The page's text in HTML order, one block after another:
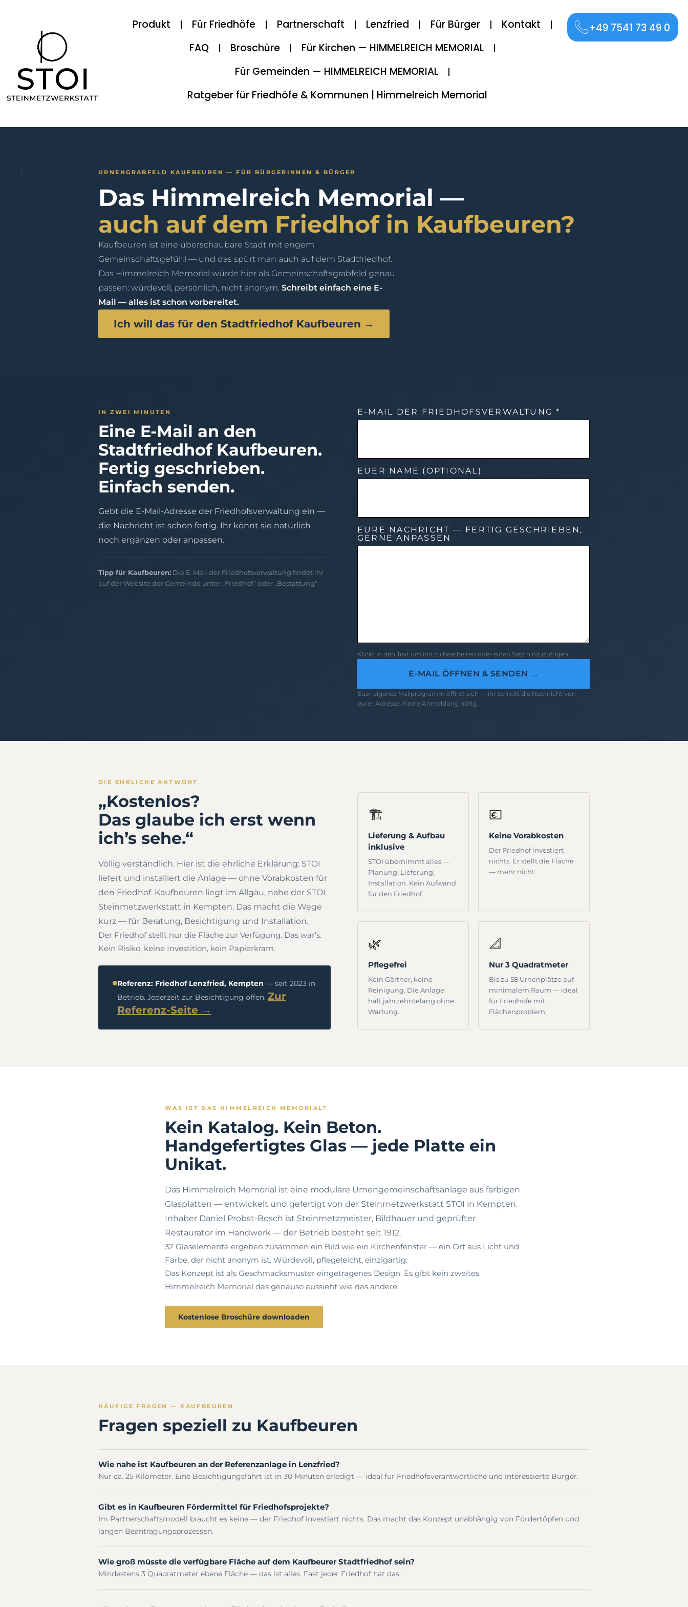
Produkt Für Friedhöfe Partnerschaft Lenzfried Für Bürger
Kontakt
FAQ
Broschüre
Für Kirchen — HIMMELREICH MEMORIAL
Für Gemeinden — HIMMELREICH MEMORIAL
Ratgeber für Friedhöfe & Kommunen | Himmelreich Memorial
+49 7541 73 49 0
URNENGRABFELD KAUFBEUREN — FÜR BÜRGERINNEN & BÜRGER
Das Himmelreich Memorial —
auch auf dem Friedhof in Kaufbeuren?
Kaufbeuren ist eine überschaubare Stadt mit engem
Gemeinschaftsgefühl — und das spürt man auch auf dem Stadtfriedhof.
Das Himmelreich Memorial würde hier als Gemeinschaftsgrabfeld genau
passen: würdevoll, persönlich, nicht anonym. Schreibt einfach eine E-
Mail — alles ist schon vorbereitet.
Ich will das für den Stadtfriedhof Kaufbeuren →
IN ZWEI MINUTEN
Eine E-Mail an den
Stadtfriedhof Kaufbeuren.
Fertig geschrieben.
Einfach senden.
Gebt die E-Mail-Adresse der Friedhofsverwaltung ein —
die Nachricht ist schon fertig. Ihr könnt sie natürlich
noch ergänzen oder anpassen.
Tipp für Kaufbeuren: Die E-Mail der Friedhofsverwaltung findet ihr
auf der Website der Gemeinde unter „Friedhof“ oder „Bestattung“.
E-MAIL DER FRIEDHOFSVERWALTUNG *
EUER NAME (OPTIONAL)
EURE NACHRICHT — FERTIG GESCHRIEBEN,
GERNE ANPASSEN
Klickt in den Text um ihn zu bearbeiten oder einen Satz hinzuzufügen.
E-MAIL ÖFFNEN & SENDEN →
Euer eigenes Mailprogramm öffnet sich — ihr schickt die Nachricht von
eurer Adresse. Keine Anmeldung nötig.
DIE EHRLICHE ANTWORT
„Kostenlos?
Das glaube ich erst wenn
ich’s sehe.“
Völlig verständlich. Hier ist die ehrliche Erklärung: STOI
liefert und installiert die Anlage — ohne Vorabkosten für
den Friedhof. Kaufbeuren liegt im Allgäu, nahe der STOI
Steinmetzwerkstatt in Kempten. Das macht die Wege
kurz — für Beratung, Besichtigung und Installation.
Der Friedhof stellt nur die Fläche zur Verfügung. Das war’s.
Kein Risiko, keine Investition, kein Papierkram.
Referenz: Friedhof Lenzfried, Kempten — seit 2023 in
Betrieb. Jederzeit zur Besichtigung offen. Zur
Referenz-Seite →
🏗️
Lieferung & Aufbau
inklusive
STOI übernimmt alles —
Planung, Lieferung,
Installation. Kein Aufwand
für den Friedhof.
💶
Keine Vorabkosten
Der Friedhof investiert
nichts. Er stellt die Fläche
— mehr nicht.
🌿
Pflegefrei
Kein Gärtner, keine
Reinigung. Die Anlage
hält jahrzehntelang ohne
Wartung.
📐
Nur 3 Quadratmeter
Bis zu 58 Urnenplätze auf
minimalem Raum — ideal
für Friedhöfe mit
Flächenproblem.
WAS IST DAS HIMMELREICH MEMORIAL?
Kein Katalog. Kein Beton.
Handgefertigtes Glas — jede Platte ein
Unikat.
Das Himmelreich Memorial ist eine modulare Urnengemeinschaftsanlage aus farbigen
Glasplatten — entwickelt und gefertigt von der Steinmetzwerkstatt STOI in Kempten.
Inhaber Daniel Probst-Bosch ist Steinmetzmeister, Bildhauer und geprüfter
Restaurator im Handwerk — der Betrieb besteht seit 1912.
32 Glaselemente ergeben zusammen ein Bild wie ein Kirchenfenster — ein Ort aus Licht und
Farbe, der nicht anonym ist. Würdevoll, pflegeleicht, einzigartig.
Das Konzept ist als Geschmacksmuster eingetragenes Design. Es gibt kein zweites
Himmelreich Memorial das genauso aussieht wie das andere.
Kostenlose Broschüre downloaden
HÄUFIGE FRAGEN — KAUFBEUREN
Fragen speziell zu Kaufbeuren
Wie nahe ist Kaufbeuren an der Referenzanlage in Lenzfried?
Nur ca. 25 Kilometer. Eine Besichtigungsfahrt ist in 30 Minuten erledigt — ideal für Friedhofsverantwortliche und interessierte Bürger.
Gibt es in Kaufbeuren Fördermittel für Friedhofsprojekte?
Im Partnerschaftsmodell braucht es keine — der Friedhof investiert nichts. Das macht das Konzept unabhängig von Fördertöpfen und
langen Beantragungsprozessen.
Wie groß müsste die verfügbare Fläche auf dem Kaufbeurer Stadtfriedhof sein?
Mindestens 3 Quadratmeter ebene Fläche — das ist alles. Fast jeder Friedhof hat das.